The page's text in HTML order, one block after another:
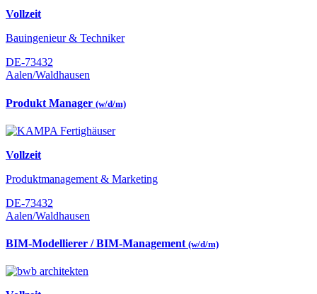
Vollzeit
Bauingenieur & Techniker
DE-73432
Aalen/Waldhausen
Produkt Manager (w/d/m)
Vollzeit
Produktmanagement & Marketing
DE-73432
Aalen/Waldhausen
BIM-Modellierer / BIM-Management (w/d/m)